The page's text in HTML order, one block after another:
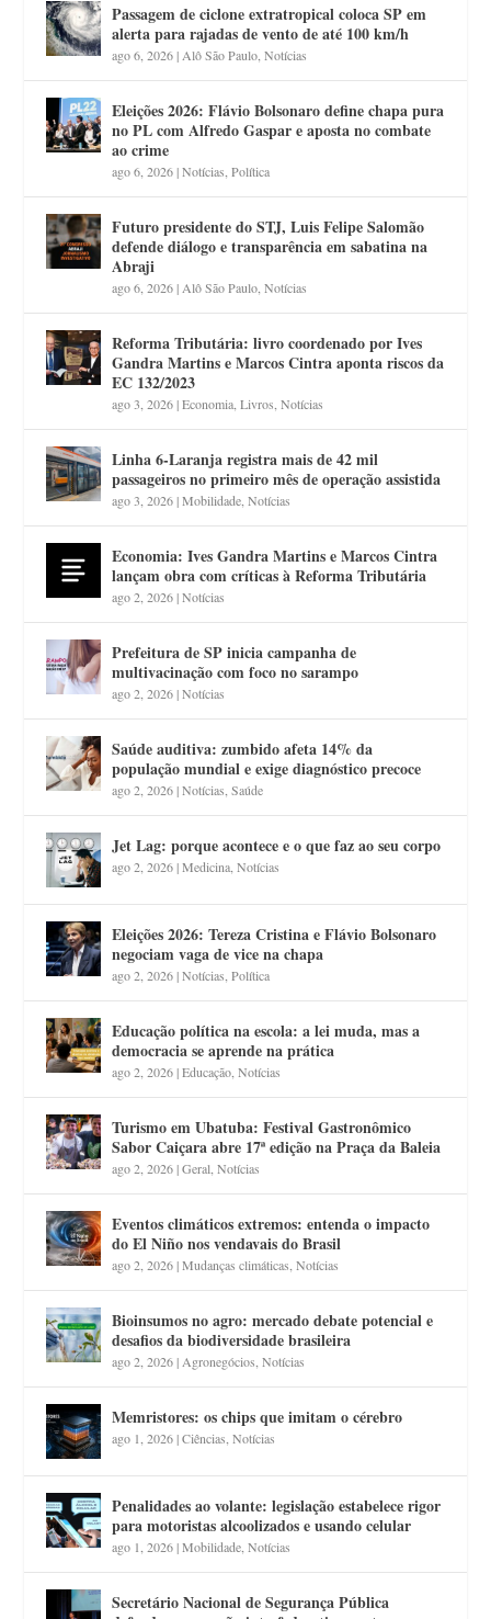
Passagem de ciclone extratropical coloca SP em
alerta para rajadas de vento de até 100 km/h
ago 6, 2026| Alô São Paulo ,Notícias
Eleições 2026: Flávio Bolsonaro define chapa pura
no PL com Alfredo Gaspar e aposta no combate
ao crime
ago 6, 2026|Notícias ,Política
Futuro presidente do STJ, Luis Felipe Salomão
defende diálogo e transparência em sabatina na
Abraji
ago 6, 2026| Alô São Paulo ,Notícias
Reforma Tributária: livro coordenado por Ives
Gandra Martins e Marcos Cintra aponta riscos da
EC 132/2023
ago 3, 2026|Economia ,Livros ,Notícias
Linha 6-Laranja registra mais de 42 mil
passageiros no primeiro mês de operação assistida
ago 3, 2026|Mobilidade ,Notícias
Economia: Ives Gandra Martins e Marcos Cintra
lançam obra com críticas à Reforma Tributária
ago 2, 2026|Notícias
Prefeitura de SP inicia campanha de
multivacinação com foco no sarampo
ago 2, 2026|Notícias
Saúde auditiva: zumbido afeta 14% da
população mundial e exige diagnóstico precoce
ago 2, 2026|Notícias ,Saúde
Jet Lag: porque acontece e o que faz ao seu corpo
ago 2, 2026|Medicina ,Notícias
Eleições 2026: Tereza Cristina e Flávio Bolsonaro
negociam vaga de vice na chapa
ago 2, 2026|Notícias ,Política
Educação política na escola: a lei muda, mas a
democracia se aprende na prática
ago 2, 2026|Educação ,Notícias
Turismo em Ubatuba: Festival Gastronômico
Sabor Caiçara abre 17ª edição na Praça da Baleia
ago 2, 2026|Geral ,Notícias
Eventos climáticos extremos: entenda o impacto
do El Niño nos vendavais do Brasil
ago 2, 2026|Mudanças climáticas ,Notícias
Bioinsumos no agro: mercado debate potencial e
desafios da biodiversidade brasileira
ago 2, 2026| Agronegócios ,Notícias
Memristores: os chips que imitam o cérebro
ago 1, 2026|Ciências ,Notícias
Penalidades ao volante: legislação estabelece rigor
para motoristas alcoolizados e usando celular
ago 1, 2026|Mobilidade ,Notícias
Secretário Nacional de Segurança Pública